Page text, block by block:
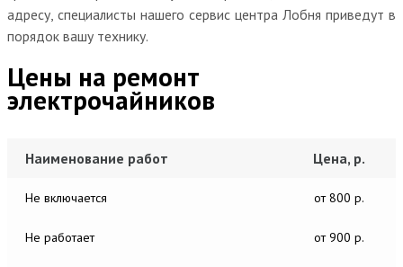
адресу, специалисты нашего сервис центра Лобня приведут в
порядок вашу технику.
Цены на ремонт
электрочайников
Наименование работ Цена, р.
Не включается от 800 р.
Не работает от 900 р.